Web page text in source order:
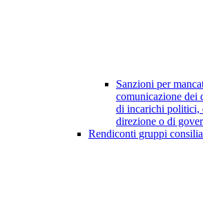
Sanzioni per
comunicazione dei
di incarichi politici,
direzione o di
Rendiconti gruppi